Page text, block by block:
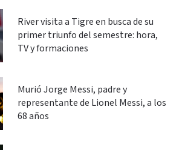
River visita a Tigre en busca de su
primer triunfo del semestre: hora,
TV y formaciones
Murió Jorge Messi, padre y
representante de Lionel Messi, a los
68 años